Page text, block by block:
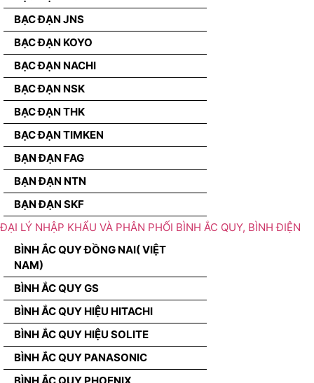
BẠC ĐẠN JNS
BẠC ĐẠN KOYO
BẠC ĐẠN NACHI
BẠC ĐẠN NSK
BẠC ĐẠN THK
BẠC ĐẠN TIMKEN
BẠN ĐẠN FAG
BẠN ĐẠN NTN
BẠN ĐẠN SKF
ĐẠI LÝ NHẬP KHẨU VÀ PHÂN PHỐI BÌNH ẮC QUY, BÌNH ĐIỆN
BÌNH ẮC QUY ĐỒNG NAI( VIỆT
NAM)
BÌNH ẮC QUY GS
BÌNH ẮC QUY HIỆU HITACHI
BÌNH ẮC QUY HIỆU SOLITE
BÌNH ẮC QUY PANASONIC